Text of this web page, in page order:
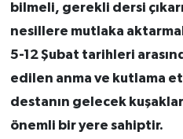
bilmeli, gerekli dersi
nesillere mutlaka
5-12 Şubat tarihleri
edilen anma ve kutlama
destanın gelecek
önemli bir yere sahiptir.